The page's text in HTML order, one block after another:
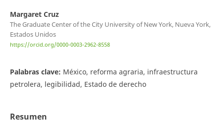
Margaret Cruz
The Graduate Center of the City University of New York, Nueva York,
Estados Unidos
https://orcid.org/0000-0003-2962-8558
Palabras clave: México, reforma agraria, infraestructura
petrolera, legibilidad, Estado de derecho
Resumen